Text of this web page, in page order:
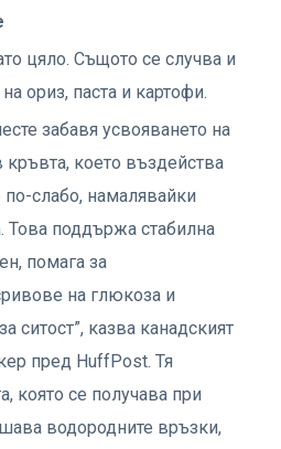
цяло. Същото се случва и
ориз, паста и картофи.
забавя усвояването на
което въздейства
по-слабо, намалявайки
Това поддържа стабилна
помага за
на глюкоза и
ситост”, казва канадският
пред HuffPost. Тя
която се получава при
водородните връзки,